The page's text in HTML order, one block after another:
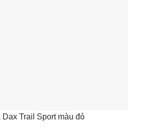
Dax Trail Sport màu đỏ